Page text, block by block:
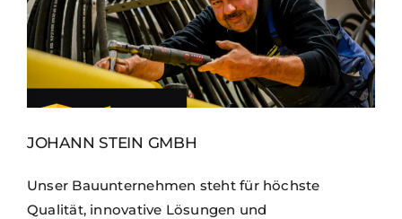
JOHANN STEIN GMBH
Unser Bauunternehmen steht für höchste
Qualität, innovative Lösungen und